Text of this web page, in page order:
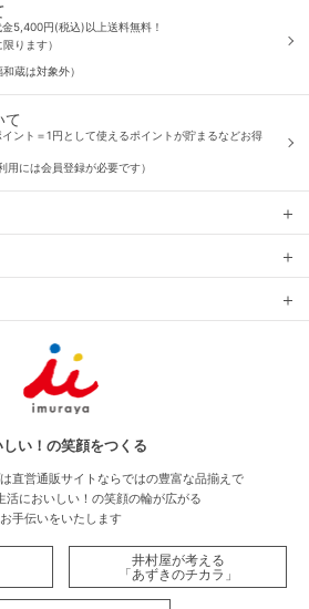
5,400円(税込)以上送料無料！
ります）
蔵は対象外）
て
ント＝1円として使えるポイントが貯まるなどお得
用には会員登録が必要です）
しい！の笑顔をつくる
直営通販サイトならではの豊富な品揃えで
活においしい！の笑顔の輪が広がる
お手伝いをいたします
井村屋が考える
「あずきのチカラ」